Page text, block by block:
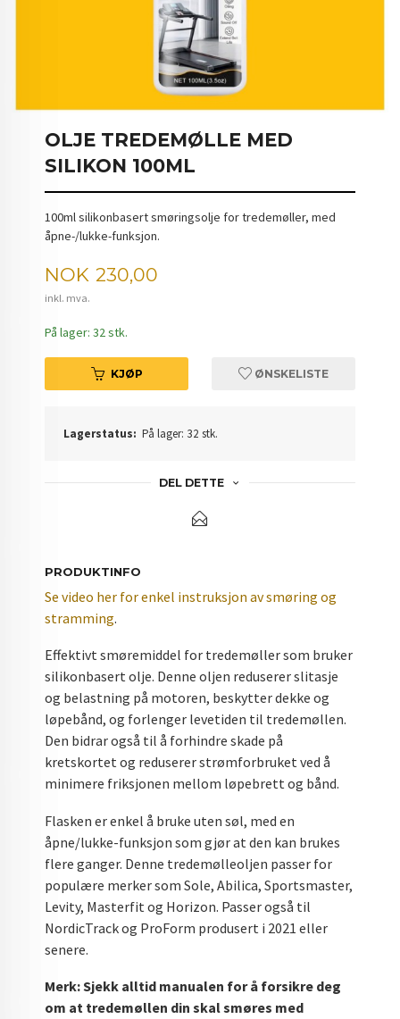
OLJE TREDEMØLLE MED
SILIKON 100ML
100ml silikonbasert smøringsolje for tredemøller, med
åpne-/lukke-funksjon.
Pris
NOK 230,00
inkl. mva.
På lager: 32 stk.
KJØP ØNSKELISTE
Lagerstatus: På lager: 32 stk.
DEL DETTE
PRODUKTINFO
Se video her for enkel instruksjon av smøring og
stramming.
Effektivt smøremiddel for tredemøller som bruker
silikonbasert olje. Denne oljen reduserer slitasje
og belastning på motoren, beskytter dekke og
løpebånd, og forlenger levetiden til tredemøllen.
Den bidrar også til å forhindre skade på
kretskortet og reduserer strømforbruket ved å
minimere friksjonen mellom løpebrett og bånd.
Flasken er enkel å bruke uten søl, med en
åpne/lukke-funksjon som gjør at den kan brukes
flere ganger. Denne tredemølleoljen passer for
populære merker som Sole, Abilica, Sportsmaster,
Levity, Masterfit og Horizon. Passer også til
NordicTrack og ProForm produsert i 2021 eller
senere.
Merk: Sjekk alltid manualen for å forsikre deg
om at tredemøllen din skal smøres med